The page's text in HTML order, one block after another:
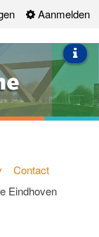
Aanmelden
Contact
Eindhoven